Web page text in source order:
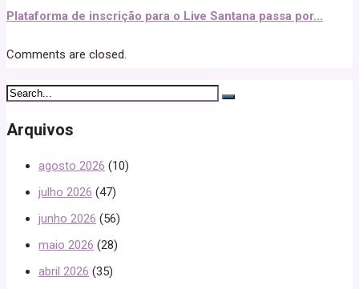
Plataforma de inscrição para o Live Santana passa por...
Comments are closed.
Arquivos
agosto 2026 (10)
julho 2026 (47)
junho 2026 (56)
maio 2026 (28)
abril 2026 (35)